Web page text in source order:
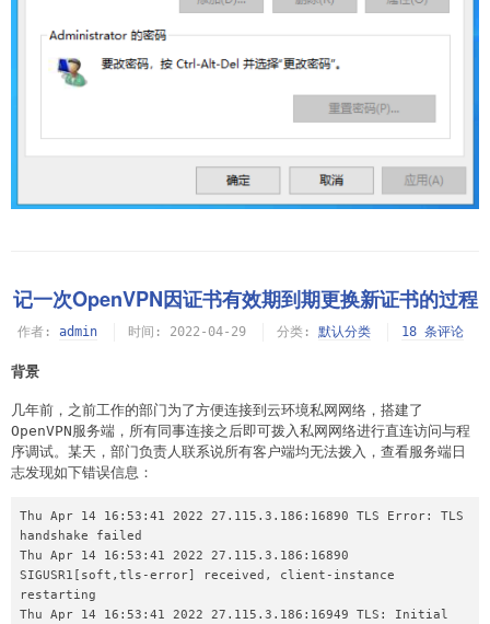
记一次OpenVPN因证书有效期到期更换新证书的过程
作者: admin 时间: 2022-04-29 分类: 默认分类 18 条评论
背景
几年前，之前工作的部门为了方便连接到云环境私网网络，搭建了
OpenVPN服务端，所有同事连接之后即可拨入私网网络进行直连访问与程
序调试。某天，部门负责人联系说所有客户端均无法拨入，查看服务端日
志发现如下错误信息：
Thu Apr 14 16:53:41 2022 27.115.3.186:16890 TLS Error: TLS
handshake failed
Thu Apr 14 16:53:41 2022 27.115.3.186:16890
SIGUSR1[soft,tls-error] received, client-instance
restarting
Thu Apr 14 16:53:41 2022 27.115.3.186:16949 TLS: Initial